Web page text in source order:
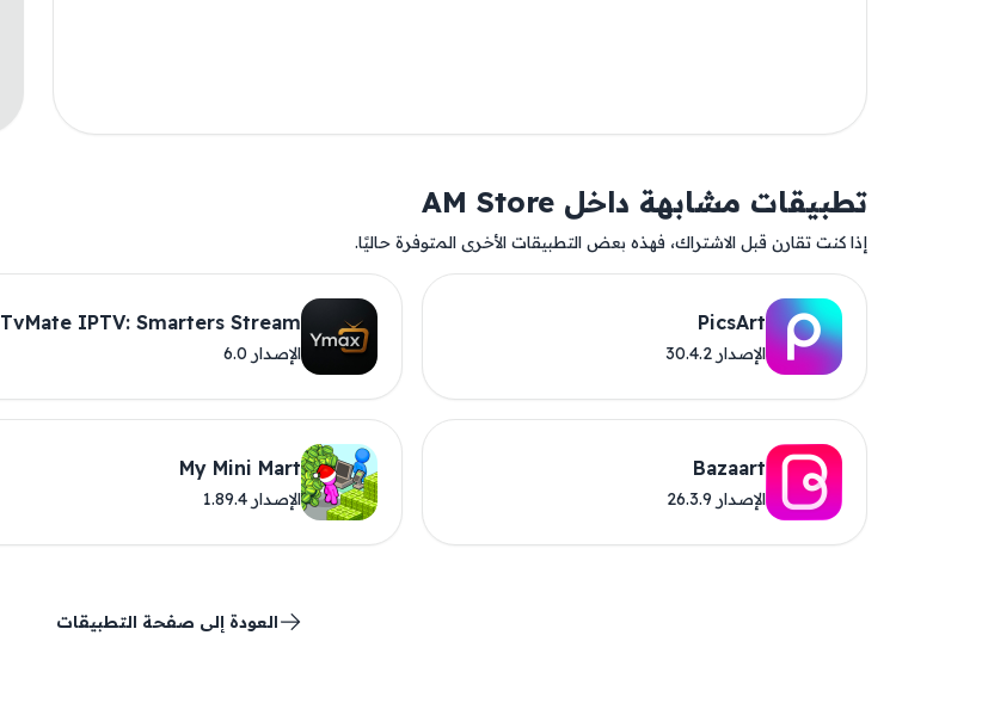
تطبيقات مشابهة داخل AM Store
إذا كنت تقارن قبل الاشتراك، فهذه بعض التطبيقات الأخرى المتوفرة حاليًا.
PicsArt
الإصدار 30.4.2
TvMate IPTV: Smarters Stream
الإصدار 6.0
Bazaart
الإصدار 26.3.9
My Mini Mart
الإصدار 1.89.4
العودة إلى صفحة التطبيقات